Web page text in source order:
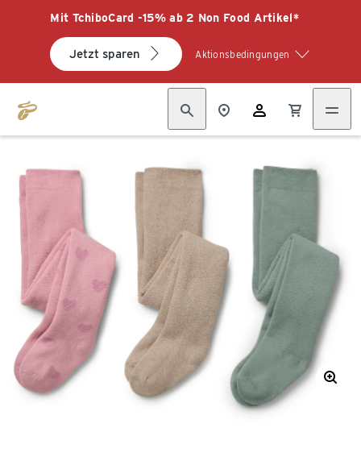
Mit TchiboCard -15% ab 2 Non Food Artikel*
Jetzt sparen Aktionsbedingungen